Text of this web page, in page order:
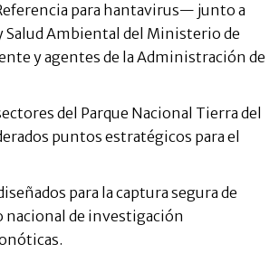
para hantavirus— junto a
Salud Ambiental del Ministerio de
y agentes de la Administración de
del Parque Nacional Tierra del
puntos estratégicos para el
para la captura segura de
de investigación